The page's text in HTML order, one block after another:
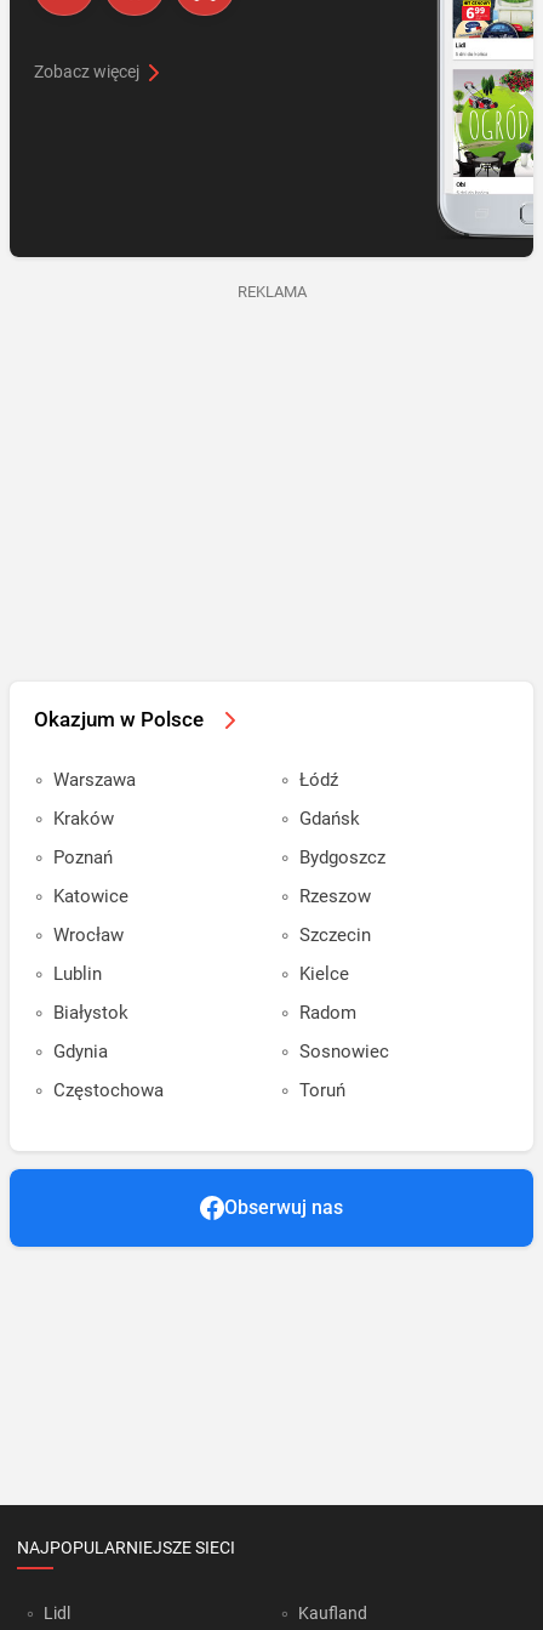
Zobacz więcej
REKLAMA
Okazjum w Polsce
Warszawa
Kraków
Poznań
Katowice
Wrocław
Lublin
Białystok
Gdynia
Częstochowa
Łódź
Gdańsk
Bydgoszcz
Rzeszow
Szczecin
Kielce
Radom
Sosnowiec
Toruń
Obserwuj nas
NAJPOPULARNIEJSZE SIECI
Lidl Kaufland